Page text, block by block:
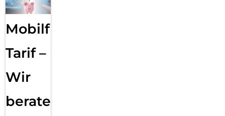
Mobilfunk
Tarif –
Wir
beraten